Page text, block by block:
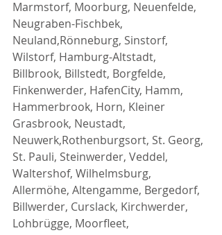
Marmstorf, Moorburg, Neuenfelde,
Neugraben-Fischbek,
Neuland,Rönneburg, Sinstorf,
Wilstorf, Hamburg-Altstadt,
Billbrook, Billstedt, Borgfelde,
Finkenwerder, HafenCity, Hamm,
Hammerbrook, Horn, Kleiner
Grasbrook, Neustadt,
Neuwerk,Rothenburgsort, St. Georg,
St. Pauli, Steinwerder, Veddel,
Waltershof, Wilhelmsburg,
Allermöhe, Altengamme, Bergedorf,
Billwerder, Curslack, Kirchwerder,
Lohbrügge, Moorfleet,